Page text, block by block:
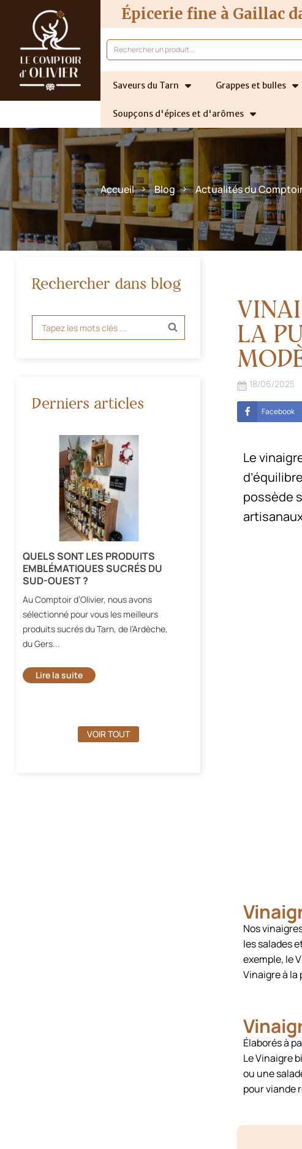
Épicerie fine à Gaillac
Saveurs du Tarn Grappes et bulles
Soupçons d'épices et d'arômes
Accueil Blog Actualités du
Rechercher dans blog
Derniers articles
QUELS SONT LES PRODUITS
EMBLÉMATIQUES SUCRÉS DU
SUD-OUEST ?
Au Comptoir d’Olivier, nous avons
sélectionné pour vous les meilleurs
produits sucrés du Tarn, de l’Ardèche,
du Gers...
Lire la suite
VOIR TOUT
LA
18/06/2025
Facebook
Le
possède
Nos
les salades
exemple, le
Vinaigre à la
Élaborés à
Le Vinaigre
ou une
pour viande